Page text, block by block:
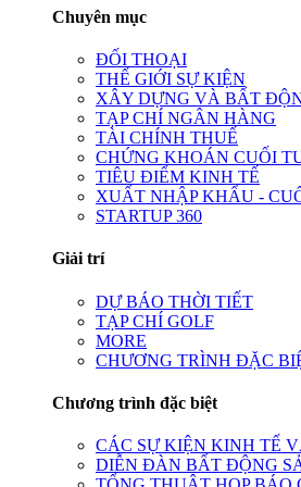
Chuyên mục
ĐỐI THOẠI
THẾ GIỚI SỰ KIỆN
XÂY DỰNG VÀ BẤT
TẠP CHÍ NGÂN HÀNG
TÀI CHÍNH THUẾ
CHỨNG KHOÁN CUỐI
TIÊU ĐIỂM KINH TẾ
XUẤT NHẬP KHẨU -
STARTUP 360
Giải trí
DỰ BÁO THỜI TIẾT
TẠP CHÍ GOLF
MORE
CHƯƠNG TRÌNH ĐẶC
Chương trình đặc biệt
CÁC SỰ KIỆN KINH TẾ
DIỄN ĐÀN BẤT ĐỘNG